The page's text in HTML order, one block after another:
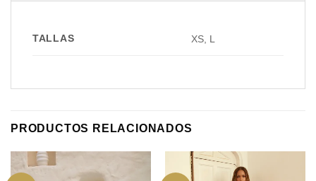
TALLAS XS, L
PRODUCTOS RELACIONADOS